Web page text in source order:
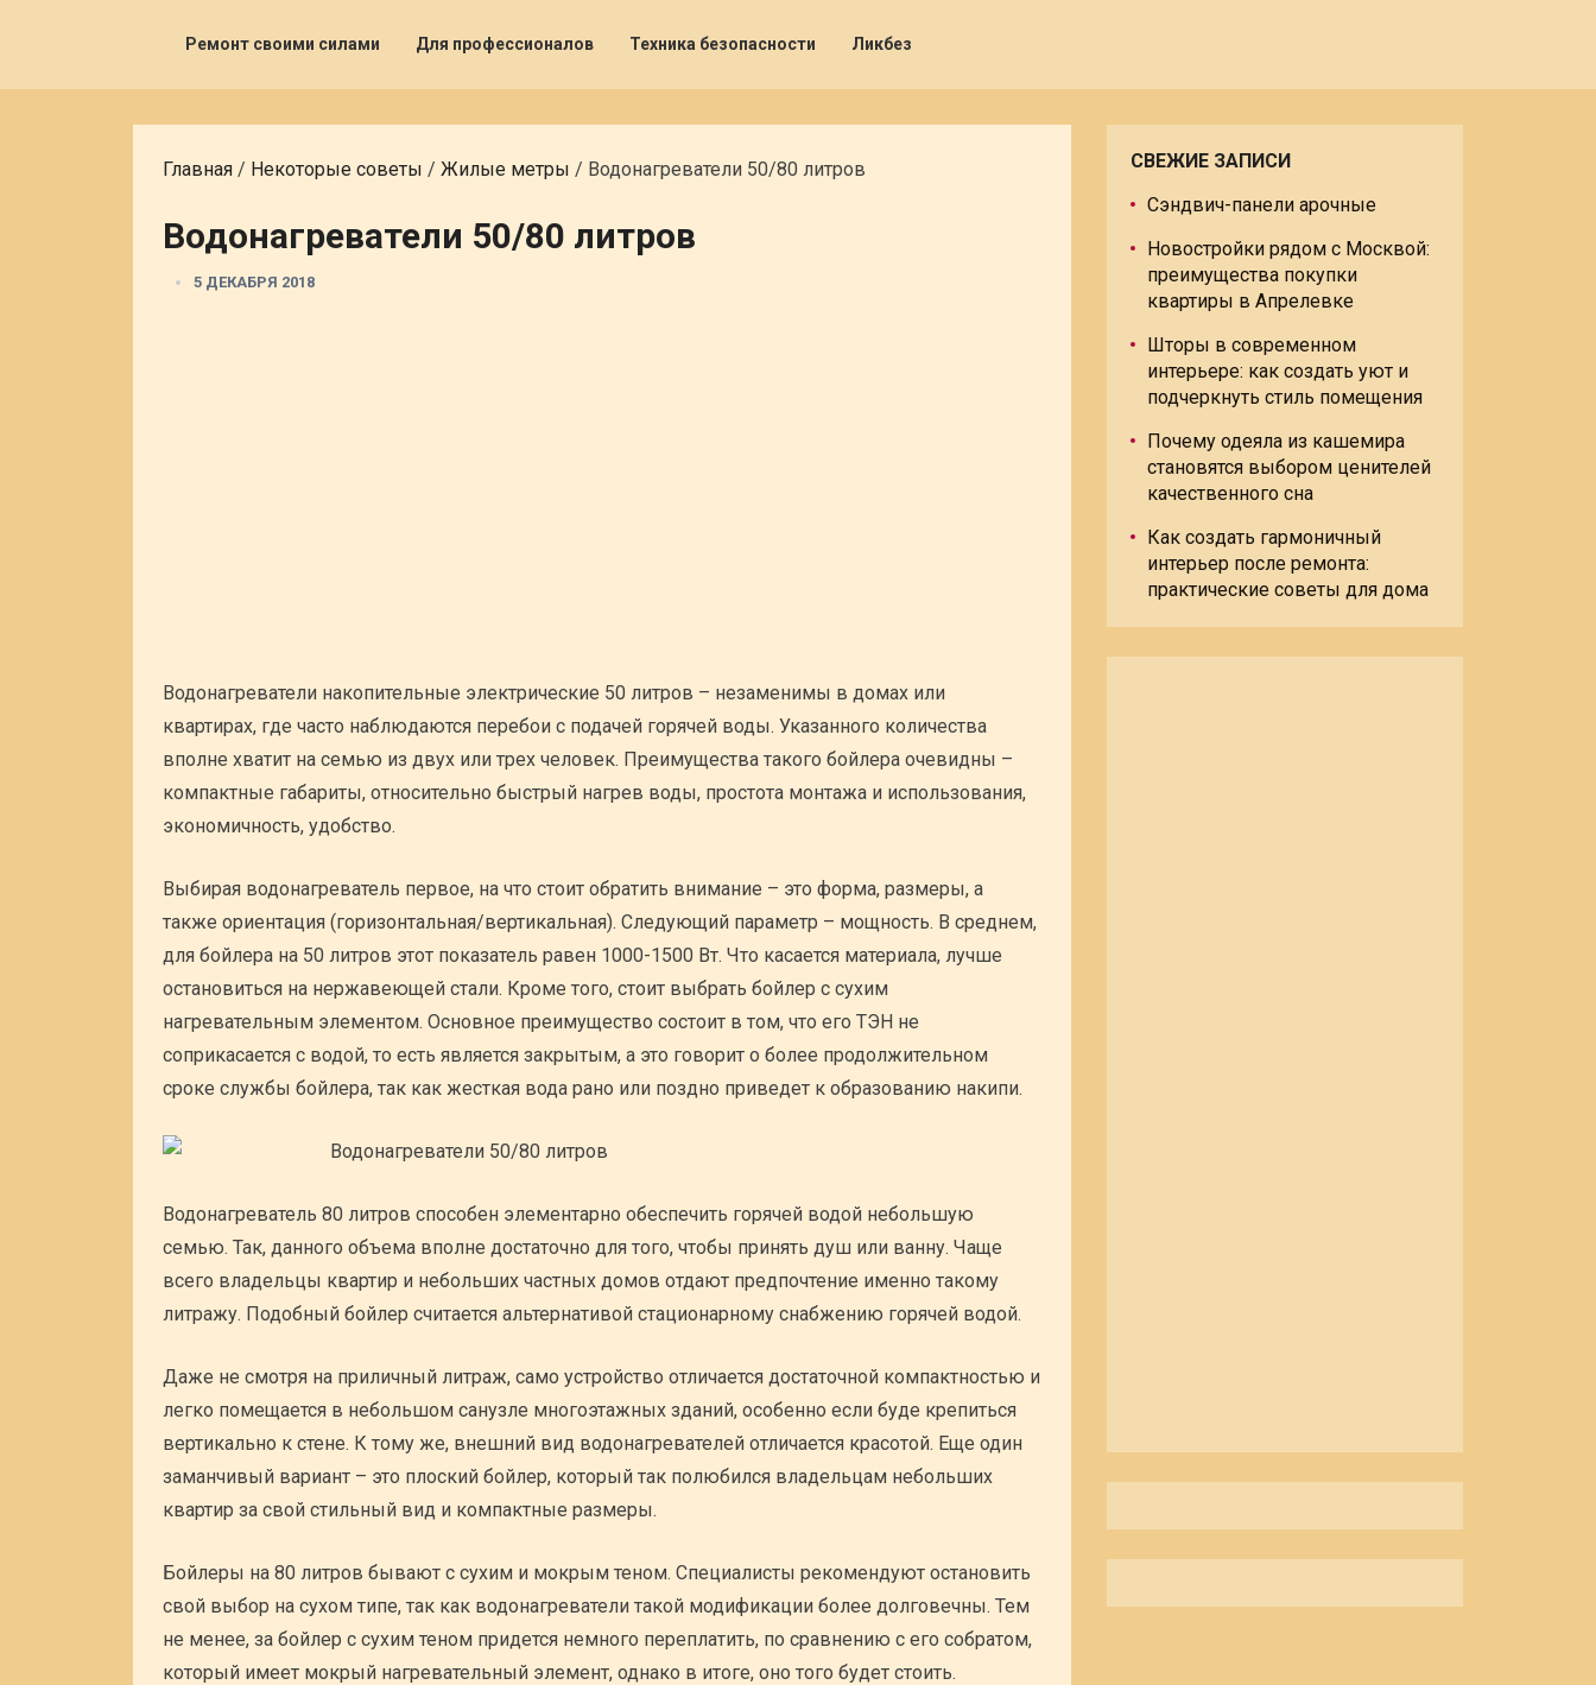
Ремонт своими силами Для профессионалов Техника безопасности Ликбез
Главная / Некоторые советы / Жилые метры / Водонагреватели 50/80 литров
Водонагреватели 50/80 литров
5 ДЕКАБРЯ 2018
Водонагреватели накопительные электрические 50 литров – незаменимы в домах или
квартирах, где часто наблюдаются перебои с подачей горячей воды. Указанного количества
вполне хватит на семью из двух или трех человек. Преимущества такого бойлера очевидны –
компактные габариты, относительно быстрый нагрев воды, простота монтажа и использования,
экономичность, удобство.
Выбирая водонагреватель первое, на что стоит обратить внимание – это форма, размеры, а
также ориентация (горизонтальная/вертикальная). Следующий параметр – мощность. В среднем,
для бойлера на 50 литров этот показатель равен 1000-1500 Вт. Что касается материала, лучше
остановиться на нержавеющей стали. Кроме того, стоит выбрать бойлер с сухим
нагревательным элементом. Основное преимущество состоит в том, что его ТЭН не
соприкасается с водой, то есть является закрытым, а это говорит о более продолжительном
сроке службы бойлера, так как жесткая вода рано или поздно приведет к образованию накипи.
Водонагреватель 80 литров способен элементарно обеспечить горячей водой небольшую
семью. Так, данного объема вполне достаточно для того, чтобы принять душ или ванну. Чаще
всего владельцы квартир и небольших частных домов отдают предпочтение именно такому
литражу. Подобный бойлер считается альтернативой стационарному снабжению горячей водой.
Даже не смотря на приличный литраж, само устройство отличается достаточной компактностью и
легко помещается в небольшом санузле многоэтажных зданий, особенно если буде крепиться
вертикально к стене. К тому же, внешний вид водонагревателей отличается красотой. Еще один
заманчивый вариант – это плоский бойлер, который так полюбился владельцам небольших
квартир за свой стильный вид и компактные размеры.
Бойлеры на 80 литров бывают с сухим и мокрым теном. Специалисты рекомендуют остановить
свой выбор на сухом типе, так как водонагреватели такой модификации более долговечны. Тем
не менее, за бойлер с сухим теном придется немного переплатить, по сравнению с его собратом,
который имеет мокрый нагревательный элемент, однако в итоге, оно того будет стоить.
СВЕЖИЕ ЗАПИСИ
Сэндвич-панели арочные
Новостройки рядом с Москвой:
преимущества покупки
квартиры в Апрелевке
Шторы в современном
интерьере: как создать уют и
подчеркнуть стиль помещения
Почему одеяла из кашемира
становятся выбором ценителей
качественного сна
Как создать гармоничный
интерьер после ремонта:
практические советы для дома